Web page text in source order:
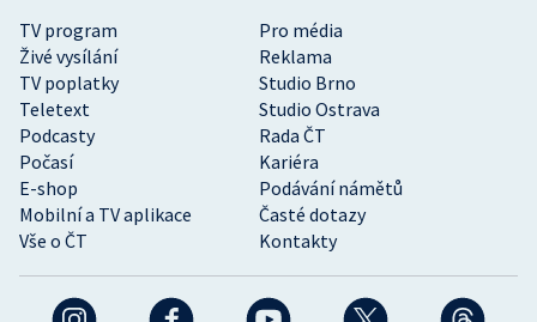
TV program
Pro média
Živé vysílání
Reklama
TV poplatky
Studio Brno
Teletext
Studio Ostrava
Podcasty
Rada ČT
Počasí
Kariéra
E-shop
Podávání námětů
Mobilní a TV aplikace
Časté dotazy
Vše o ČT
Kontakty